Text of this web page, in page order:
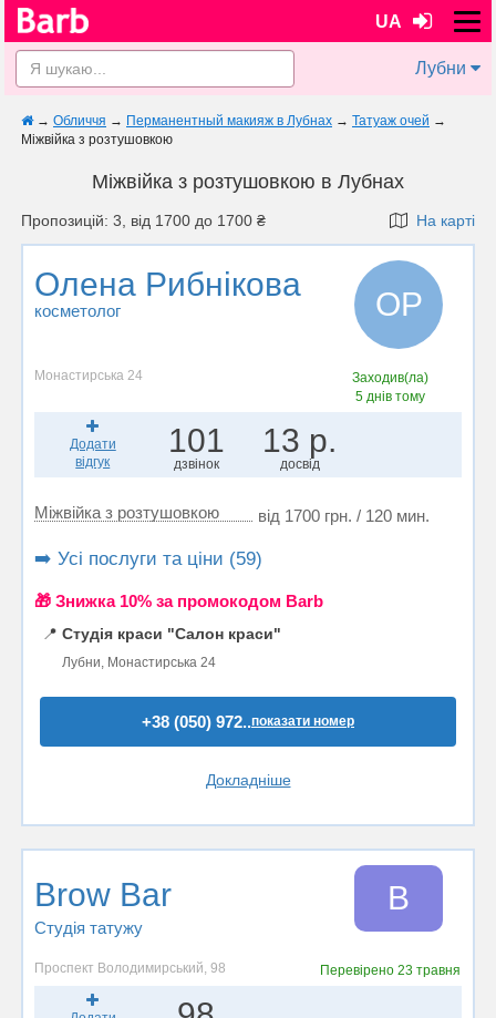
UA
Лубни
→ Обличчя → Перманентный макияж в Лубнах → Татуаж очей →
Міжвійка з розтушовкою
Міжвійка з розтушовкою в Лубнах
Пропозицій: 3, від 1700 до 1700 ₴ На карті
Олена Рибнікова
косметолог ОР
Монастирська 24
Заходив(ла)
5 днів тому
Додати
відгук
101
дзвінок
13 р.
досвід
Міжвійка з розтушовкою від 1700 грн. / 120 мин.
➡️ Усі послуги та ціни (59)
🎁 Знижка 10% за промокодом Barb
📍 Студія краси "Салон краси"
Лубни, Монастирська 24
+38 (050) 972..показати номер
Докладніше
Brow Bar
Студія татужу
B
Проспект Володимирський, 98 Перевірено23 травня